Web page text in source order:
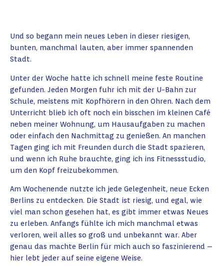
Und so begann mein neues Leben in dieser riesigen,
bunten, manchmal lauten, aber immer spannenden
Stadt.
Unter der Woche hatte ich schnell meine feste Routine
gefunden. Jeden Morgen fuhr ich mit der U-Bahn zur
Schule, meistens mit Kopfhörern in den Ohren. Nach dem
Unterricht blieb ich oft noch ein bisschen im kleinen Café
neben meiner Wohnung, um Hausaufgaben zu machen
oder einfach den Nachmittag zu genießen. An manchen
Tagen ging ich mit Freunden durch die Stadt spazieren,
und wenn ich Ruhe brauchte, ging ich ins Fitnessstudio,
um den Kopf freizubekommen.
Am Wochenende nutzte ich jede Gelegenheit, neue Ecken
Berlins zu entdecken. Die Stadt ist riesig, und egal, wie
viel man schon gesehen hat, es gibt immer etwas Neues
zu erleben. Anfangs fühlte ich mich manchmal etwas
verloren, weil alles so groß und unbekannt war. Aber
genau das machte Berlin für mich auch so faszinierend –
hier lebt jeder auf seine eigene Weise.